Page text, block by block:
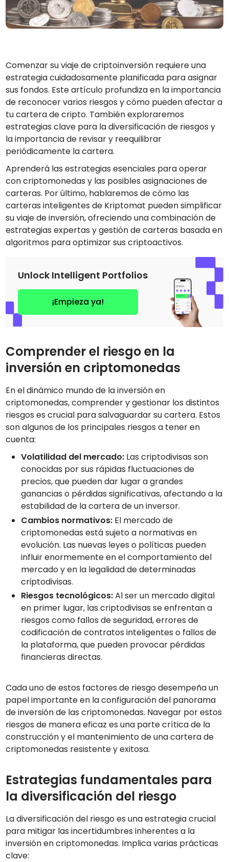
Encuentra tu estrategia cripto
KriptoEarn
Ahorra criptomonedas para tu futuro
Compra recurrente
Inversiones programadas regularmente (DCA)
Alertas de precios
Actualizaciones de precios a tiempo real para tus tokens
favoritos
Explorar activos
Análisis de cartera
Perspectiva inteligente para un rendimiento óptimo
Comenzar su viaje de criptoinversión requiere una
estrategia cuidadosamente planificada para asignar
sus fondos. Este artículo profundiza en la importancia
de reconocer varios riesgos y cómo pueden afectar a
tu cartera de cripto. También exploraremos
estrategias clave para la diversificación de riesgos y
la importancia de revisar y reequilibrar
periódicamente la cartera.
Aprenderá las estrategias esenciales para operar
con criptomonedas y las posibles asignaciones de
carteras. Por último, hablaremos de cómo las
carteras inteligentes de Kriptomat pueden simplificar
su viaje de inversión, ofreciendo una combinación de
estrategias expertas y gestión de carteras basada en
algoritmos para optimizar sus criptoactivos.
Unlock Intelligent Portfolios
¡Empieza ya!
Comprender el riesgo en la
inversión en criptomonedas
En el dinámico mundo de la inversión en
criptomonedas, comprender y gestionar los distintos
riesgos es crucial para salvaguardar su cartera. Estos
son algunos de los principales riesgos a tener en
cuenta:
Volatilidad del mercado: Las criptodivisas son
conocidas por sus rápidas fluctuaciones de
precios, que pueden dar lugar a grandes
ganancias o pérdidas significativas, afectando a la
estabilidad de la cartera de un inversor.
Cambios normativos: El mercado de
criptomonedas está sujeto a normativas en
evolución. Las nuevas leyes o políticas pueden
influir enormemente en el comportamiento del
mercado y en la legalidad de determinadas
criptodivisas.
Riesgos tecnológicos:Al ser un mercado digital
en primer lugar, las criptodivisas se enfrentan a
riesgos como fallos de seguridad, errores de
codificación de contratos inteligentes o fallos de
la plataforma, que pueden provocar pérdidas
financieras directas.
Cada uno de estos factores de riesgo desempeña un
papel importante en la configuración del panorama
de inversión de las criptomonedas. Navegar por estos
riesgos de manera eficaz es una parte crítica de la
construcción y el mantenimiento de una cartera de
criptomonedas resistente y exitosa.
Estrategias fundamentales para
la diversificación del riesgo
La diversificación del riesgo es una estrategia crucial
para mitigar las incertidumbres inherentes a la
inversión en criptomonedas. Implica varias prácticas
clave: